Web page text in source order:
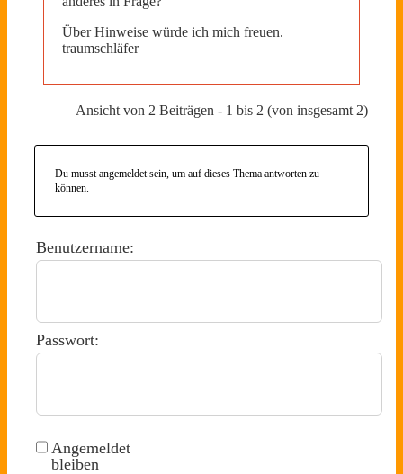
Über Hinweise würde ich mich freuen.
traumschläfer
Ansicht von 2 Beiträgen - 1 bis 2 (von insgesamt 2)
Du musst angemeldet sein, um auf dieses Thema antworten zu
können.
Benutzername:
Passwort:
Angemeldet
bleiben